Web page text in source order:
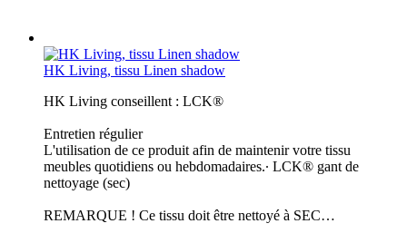
HK Living, tissu Linen shadow
HK Living conseillent : LCK®
Entretien régulier
L'utilisation de ce produit afin de maintenir votre tissu
meubles quotidiens ou hebdomadaires.∙ LCK® gant de
nettoyage (sec)
REMARQUE ! Ce tissu doit être nettoyé à SEC…